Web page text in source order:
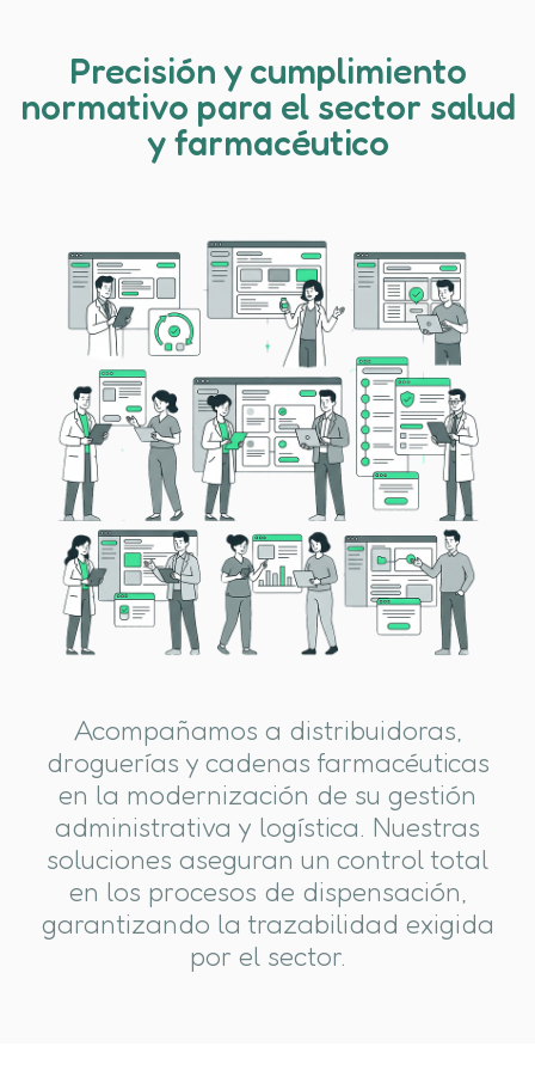
Precisión y cumplimiento
normativo para el sector salud
y farmacéutico
Acompañamos a distribuidoras,
droguerías y cadenas farmacéuticas
en la modernización de su gestión
administrativa y logística. Nuestras
soluciones aseguran un control total
en los procesos de dispensación,
garantizando la trazabilidad exigida
por el sector.